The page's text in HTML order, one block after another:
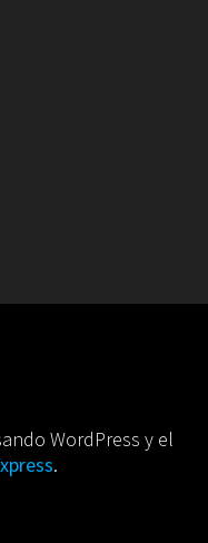
WordPress y el
.